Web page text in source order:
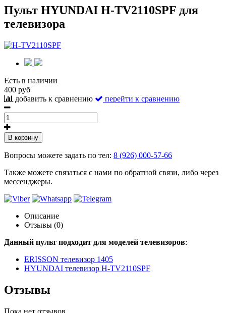
Пульт HYUNDAI H-TV2110SPF для
телевизора
Есть в наличии
400 руб
добавить к сравнению
перейти к сравнению
В корзину
Вопросы можете задать по тел: 8 (926) 000-57-66
Также можете связаться с нами по обратной связи, либо через
мессенджеры.
Описание
Отзывы (0)
Данный пульт подходит для моделей телевизоров:
ERISSON телевизор 1405
HYUNDAI телевизор H-TV2110SPF
Отзывы
Пока нет отзывов